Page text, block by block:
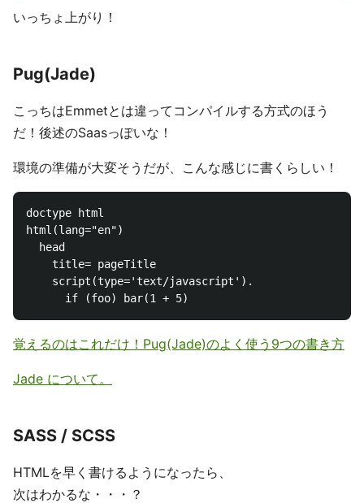
いっちょ上がり！
Pug(Jade)
こっちはEmmetとは違ってコンパイルする方式のほう
だ！後述のSaasっぽいな！
環境の準備が大変そうだが、こんな感じに書くらしい！
doctype html
html(lang="en")
  head
    title= pageTitle
    script(type='text/javascript').
覚えるのはこれだけ！Pug(Jade)のよく使う9つの書き方
Jade について。
SASS / SCSS
HTMLを早く書けるようになったら、
次はわかるな・・・？